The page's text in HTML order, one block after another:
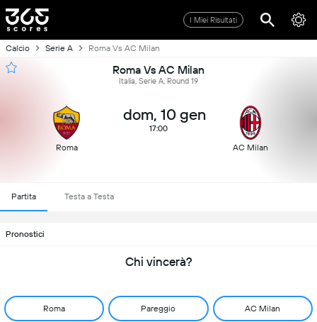
I Miei Risultati
Calcio Serie A Roma Vs AC Milan
Roma Vs AC Milan
Italia, Serie A, Round 19
Roma
dom, 10 gen
17:00
AC Milan
Partita Testa a Testa
Pronostici
Chi vincerà?
Roma Pareggio AC Milan